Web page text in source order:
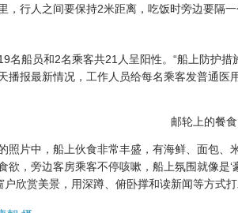
，行人之间要保持2米距离，吃饭时旁边要隔
船员和2名乘客共21人呈阳性。“船上防护措
播报最新情况，工作人员给每名乘客发普通医
邮轮上的餐
片中，船上伙食非常丰盛，有海鲜、面包、
欲，旁边客房乘客不停咳嗽，船上氛围就像是
欣赏美景，用深蹲、俯卧撑和读新闻等方式打